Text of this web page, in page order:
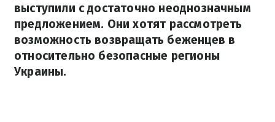
выступили с достаточно неоднозначным
предложением. Они хотят рассмотреть
возможность возвращать беженцев в
относительно безопасные регионы
Украины.